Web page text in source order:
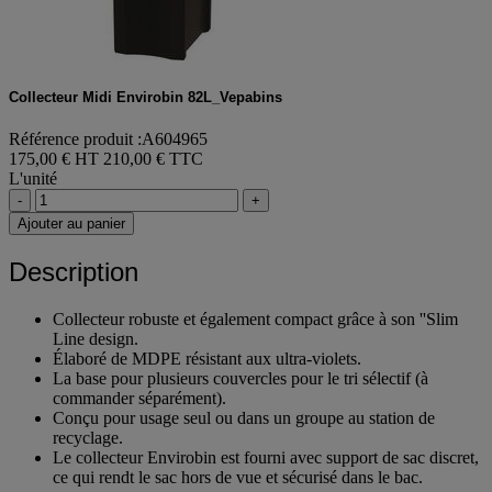
Référence produit :A604965
175,00 € HT
L'unité
-
Description
Collecteur robuste et également compact grâce à son ''Slim
Line design.
Élaboré de MDPE résistant aux ultra-violets.
La base pour plusieurs couvercles pour le tri sélectif (à
commander séparément).
Conçu pour usage seul ou dans un groupe au station de
recyclage.
Le collecteur Envirobin est fourni avec support de sac discret,